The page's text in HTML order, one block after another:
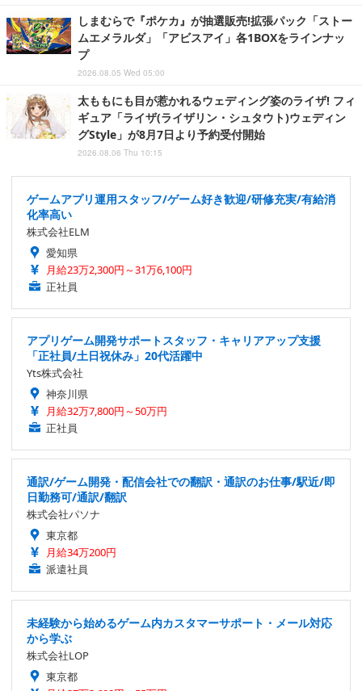
しまむらで『ポケカ』が抽選販売!拡張パック「ストー
ムエメラルダ」「アビスアイ」各1BOXをラインナッ
プ
2026.08.05 Wed 05:00
太ももにも目が惹かれるウェディング姿のライザ! フィ
ギュア「ライザ(ライザリン・シュタウト)ウェディン
グStyle」が8月7日より予約受付開始
2026.08.06 Thu 10:15
ゲームアプリ運用スタッフ/ゲーム好き歓迎/研修充実/有給消
化率高い
株式会社ELM
愛知県
月給23万2,300円～31万6,100円
正社員
アプリゲーム開発サポートスタッフ・キャリアアップ支援
「正社員/土日祝休み」20代活躍中
Yts株式会社
神奈川県
月給32万7,800円～50万円
正社員
通訳/ゲーム開発・配信会社での翻訳・通訳のお仕事/駅近/即
日勤務可/通訳/翻訳
株式会社パソナ
東京都
月給34万200円
派遣社員
未経験から始めるゲーム内カスタマーサポート・メール対応
から学ぶ
株式会社LOP
東京都